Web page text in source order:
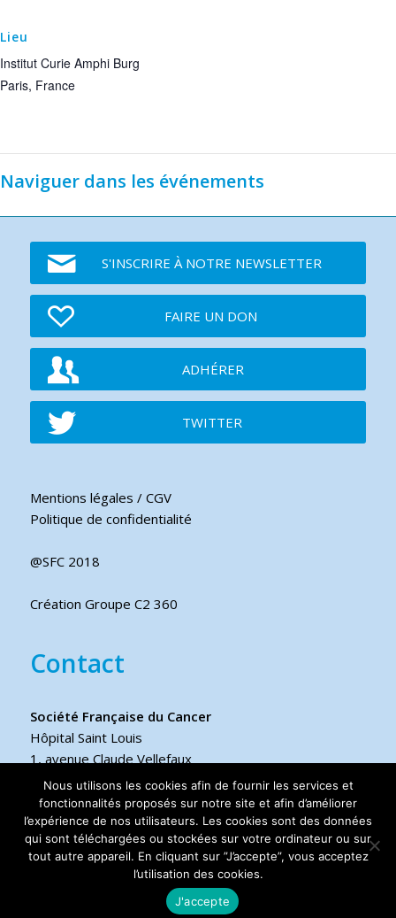
Lieu
Institut Curie Amphi Burg
Paris, France
Naviguer dans les événements
S'INSCRIRE À NOTRE NEWSLETTER
FAIRE UN DON
ADHÉRER
TWITTER
Mentions légales / CGV
Politique de confidentialité
@SFC 2018
Création Groupe C2 360
Contact
Société Française du Cancer
Hôpital Saint Louis
1, avenue Claude Vellefaux
75475 Paris cedex 10 FRANCE
Téléphone
+33 6 17 44 70 76
Nous utilisons les cookies afin de fournir les services et
fonctionnalités proposés sur notre site et afin d’améliorer
l’expérience de nos utilisateurs. Les cookies sont des données
qui sont téléchargées ou stockées sur votre ordinateur ou sur
tout autre appareil. En cliquant sur ”J’accepte”, vous acceptez
l’utilisation des cookies.
J'accepte